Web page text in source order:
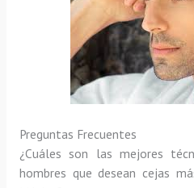
Preguntas Frecuentes
¿Cuáles son las mejores
hombres que desean cejas